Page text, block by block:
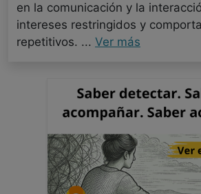
en la comunicación y la
intereses restringidos y
repetitivos. ... Ver más